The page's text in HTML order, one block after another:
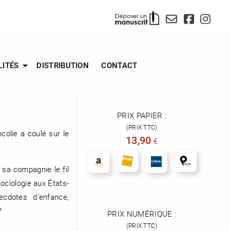
DISTRIBUTION CONTACT
a coulé sur le
sa compagnie le fil
aux États-
d’enfance,
PRIX PAPIER :
(PRIX TTC)
13,90 €
PRIX NUMÉRIQUE :
(PRIX TTC)